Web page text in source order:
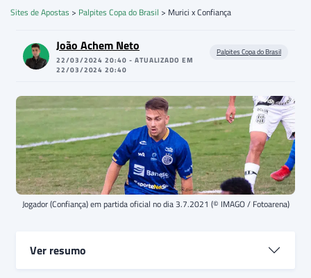
Sites de Apostas > Palpites Copa do Brasil > Murici x Confiança
João Achem Neto
22/03/2024 20:40 - ATUALIZADO EM
22/03/2024 20:40
Palpites Copa do Brasil
Jogador (Confiança) em partida oficial no dia 3.7.2021 (© IMAGO / Fotoarena)
Ver resumo